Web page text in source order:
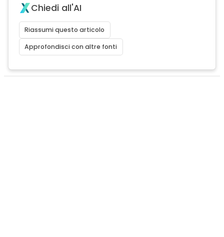
Chiedi all'AI
Riassumi questo articolo
Approfondisci con altre fonti